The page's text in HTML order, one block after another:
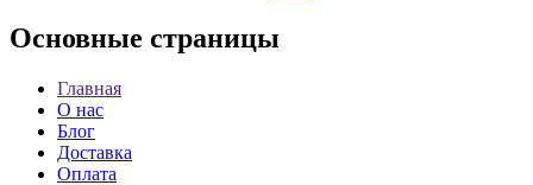
Основные страницы
Главная
О нас
Блог
Доставка
Оплата